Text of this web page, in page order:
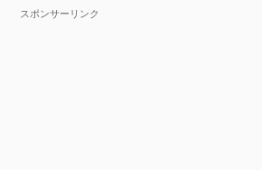
スポンサーリンク